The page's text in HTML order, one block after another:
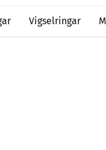
Vigselringar